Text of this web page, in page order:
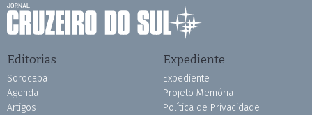
Editorias
Sorocaba
Agenda
Artigos
Expediente
Expediente
Projeto Memória
Política de Privacidade